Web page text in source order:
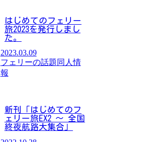
はじめてのフェリー
旅2023を発行しまし
た。
2023.03.09
フェリーの話題 同人情
報
新刊「はじめてのフ
ェリー旅EX2 ～ 全国
終夜航路大集合」